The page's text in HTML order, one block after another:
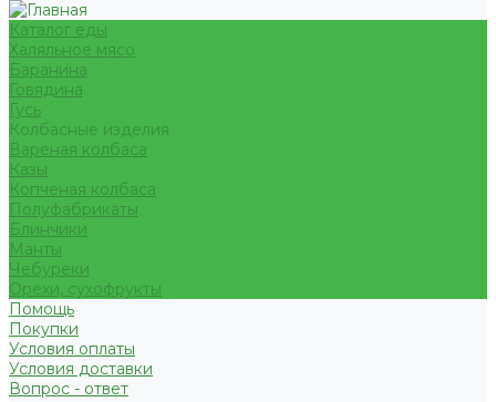
Каталог еды
Халяльное мясо
Баранина
Говядина
Гусь
Колбасные изделия
Вареная колбаса
Казы
Копченая колбаса
Полуфабрикаты
Блинчики
Манты
Чебуреки
Орехи, сухофрукты
Помощь
Покупки
Условия оплаты
Условия доставки
Вопрос - ответ